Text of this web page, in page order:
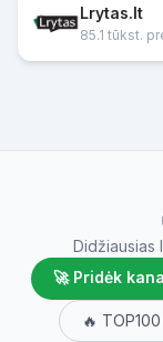
Lrytas.lt
85.1 tūkst.
Didžiausias
🚀 Pridėk
🔥